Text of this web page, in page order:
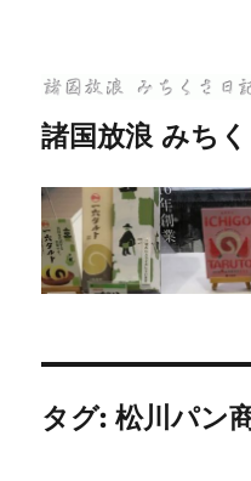
諸国放浪 みち
タグ:松川パン